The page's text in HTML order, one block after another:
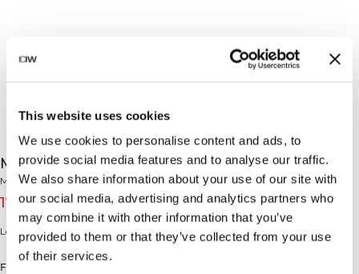
This website uses cookies
We use cookies to personalise content and ads, to
provide social media features and to analyse our traffic.
We also share information about your use of our site with
our social media, advertising and analytics partners who
may combine it with other information that you’ve
provided to them or that they’ve collected from your use
of their services.
Mercury Compression Tights Aqua Green
Mercury Collection
170 NOK849 NOK(-80%)
Løpeleggings i kompresjonsstoff.
Farge: Aqua Green